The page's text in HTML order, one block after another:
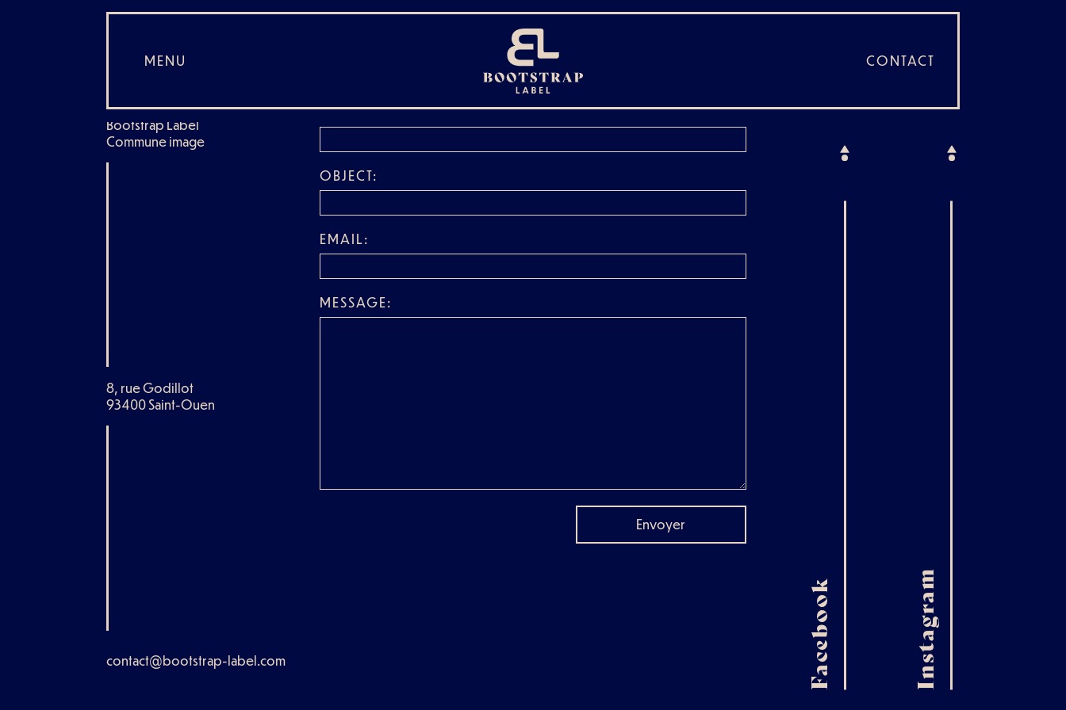
MENU CONTACT
Bootstrap Label
Commune image
8, rue Godillot
93400 Saint-Ouen
contact@bootstrap-label.com
NAME:
OBJECT:
EMAIL:
MESSAGE:
Envoyer
Facebook Instagram